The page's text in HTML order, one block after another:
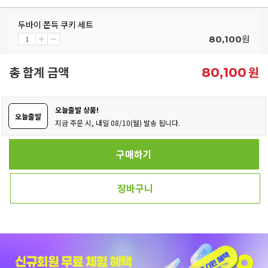
두바이 쫀득 쿠키 세트
80,100원
총 합계 금액 80,100원
오늘출발
오늘출발 상품!
지금 주문 시, 내일 08/10(월) 발송 됩니다.
구매하기
장바구니